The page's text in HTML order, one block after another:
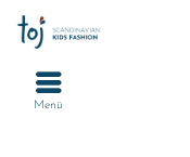
Menü